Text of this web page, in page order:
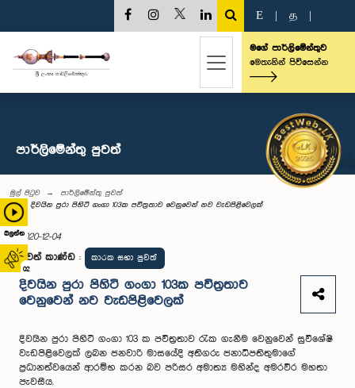
බලන්න
02
E த
මගේ පාර්ලිමේන්තුව
මෙතැනින් පිවිසෙන්න
පාර්ලි‌මේන්තු පුවත්
මුල් පිටුව
පාර්ලි‌මේන්තු පුවත්
දිවයින පුරා පිහිටි ගංගා 103ක පවිත්‍රතාව වෙනුවෙන් නව වැඩපිළිවෙලක්
2020-12-04
පුවත් කාණ්ඩ : කාරක සභා පුවත්
දිවයින පුරා පිහිටි ගංගා 103ක පවිත්‍රතාව
වෙනුවෙන් නව වැඩපිළිවෙලක්
දිවයින පුරා පිහිටි ගංගා 103 ක පවිත්‍රතාව රැක ගැනීම වෙනුවෙන් සුවිශේෂි
වැඩපිළිවෙලක් ලබන ජනවාරි මාසයේදි අතිගරු ජනාධිපතිතුමාගේ
ප්‍රධානත්වයෙන් ආරම්භ කරන බව පරිසර අමාත්‍ය මහින්ද අමරවීර මහතා
පැවසීය.